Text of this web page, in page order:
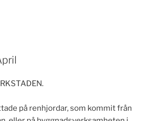
på renhjordar, som kommit från